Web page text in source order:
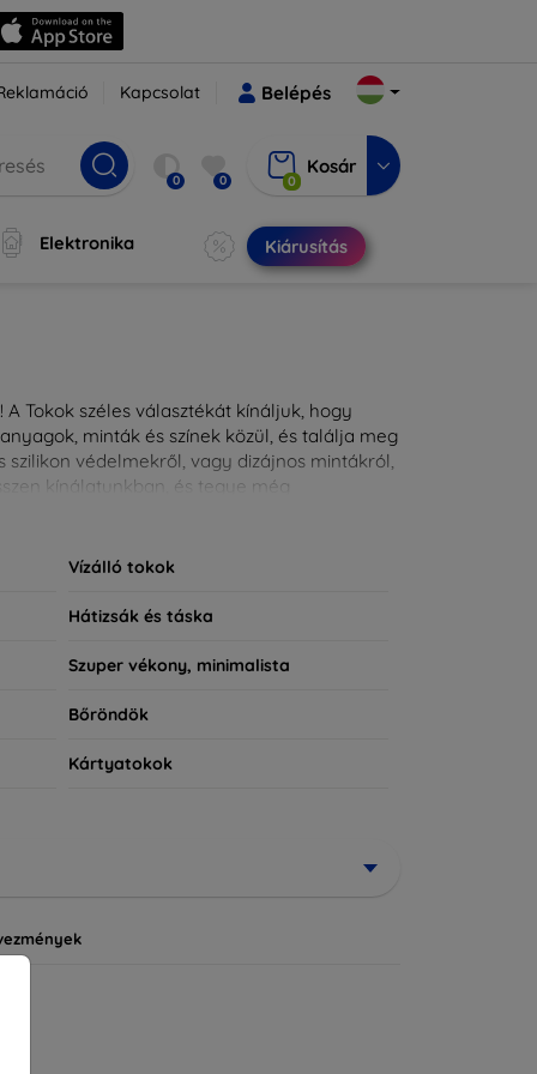
Kapcsolat Belépés
0 0 0
Kosár
Elektronika Kiárusítás
Tokok széles választékát kínáljuk, hogy
minták és színek közül, és találja meg
védelmekről, vagy dizájnos mintákról,
kínálatunkban, és tegye még
Vízálló tokok
Hátizsák és táska
Szuper vékony, minimalista
Bőröndök
Kártyatokok